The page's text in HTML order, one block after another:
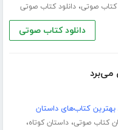
کتاب صوتی،دانلود کتاب صوتی
دانلود کتاب صوتی
بهترین کتاب‌های داستان
کتاب صوتی،داستان کوتاه،